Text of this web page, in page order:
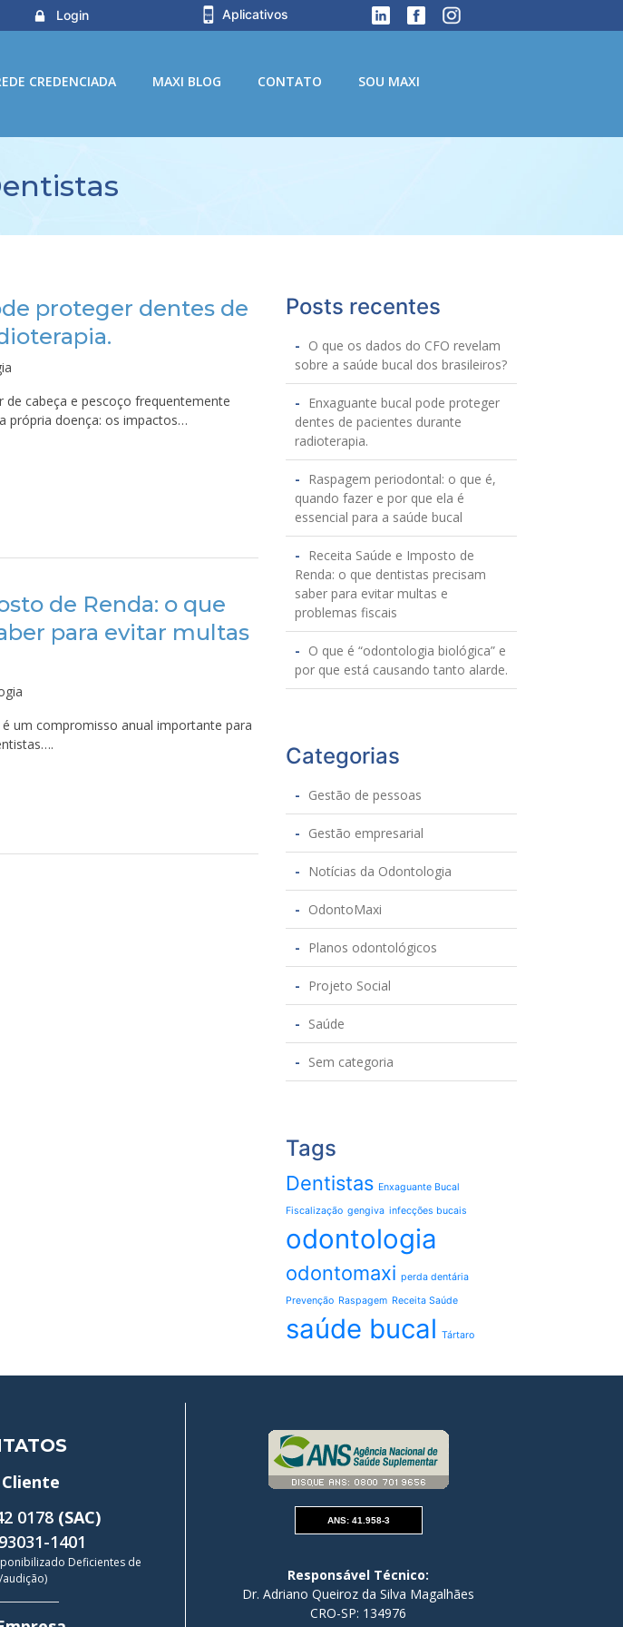
Login Aplicativos
CREDENCIADA MAXI BLOG CONTATO SOU MAXI
proteger dentes de
cabeça e pescoço frequentemente
própria doença: os impactos…
de Renda: o que
para evitar multas
um compromisso anual importante para
Posts recentes
O que os dados do CFO revelam
sobre a saúde bucal dos brasileiros?
Enxaguante bucal pode proteger
dentes de pacientes durante
radioterapia.
Raspagem periodontal: o que é,
quando fazer e por que ela é
essencial para a saúde bucal
Receita Saúde e Imposto de
Renda: o que dentistas precisam
saber para evitar multas e
problemas fiscais
O que é “odontologia biológica” e
por que está causando tanto alarde.
Categorias
Gestão de pessoas
Gestão empresarial
Notícias da Odontologia
OdontoMaxi
Planos odontológicos
Projeto Social
Saúde
Sem categoria
Tags
Dentistas Enxaguante Bucal
Fiscalização gengiva infecções bucais
odontologia
odontomaxi perda dentária
Prevenção Raspagem Receita Saúde
saúde bucal Tártaro
Cliente
0178 (SAC)
1401
Deficientes de
ANS: 41.958-3
Responsável Técnico:
Dr. Adriano Queiroz da Silva Magalhães
CRO-SP: 134976